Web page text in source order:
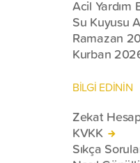
Acil Yardım
Su Kuyusu
Ramazan
Kurban
BİLGİ EDİNİN
Zekat
KVKK
Sıkça